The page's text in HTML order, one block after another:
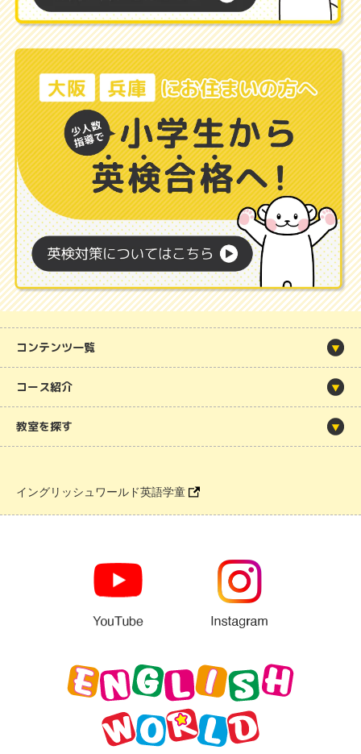
コンテンツ一覧
コース紹介
教室を探す
イングリッシュワールド英語学童